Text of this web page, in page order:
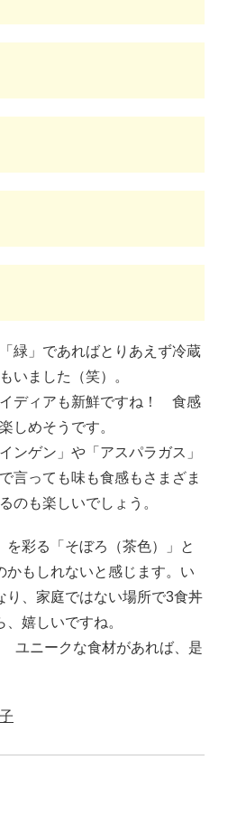
緑」であればとりあえず冷蔵
ました（笑）。
ディアも新鮮ですね！ 食感
しめそうです。
ンゲン」や「アスパラガス」
言っても味も食感もさまざま
のも楽しいでしょう。
彩る「そぼろ（茶色）」と
かもしれないと感じます。い
り、家庭ではない場所で3食丼
嬉しいですね。
ユニークな食材があれば、是